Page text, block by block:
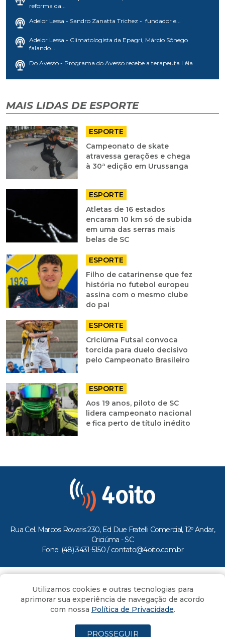
reforma da...
Adelor Lessa - Sandro Zanatta Trichez - fundador e...
Adelor Lessa - Climatologista da Epagri, Márcio Sônego
falando...
Do Avesso - Programa do Avesso recebe a terapeuta Léia...
MAIS LIDAS DE ESPORTE
ESPORTE
Campeonato de skate
atravessa gerações e chega
à 30ª edição em Urussanga
ESPORTE
Atletas de 16 estados
encaram 10 km só de subida
em uma das serras mais
belas de SC
ESPORTE
Filho de catarinense que fez
história no futebol europeu
assina com o mesmo clube
do pai
ESPORTE
Criciúma Futsal convoca
torcida para duelo decisivo
pelo Campeonato Brasileiro
ESPORTE
Aos 19 anos, piloto de SC
lidera campeonato nacional
e fica perto de título inédito
Rua Cel. Marcos Rovaris 230, Ed Due Fratelli Comercial, 12º Andar,
Criciúma - SC
Fone: (48) 3431-5150 / contato@4oito.com.br
Todos os direitos reservados ao Portal 4oito
Utilizamos cookies e outras tecnologias para
aprimorar sua experiência de navegação de acordo
com nossa Política de Privacidade.
PROSSEGUIR